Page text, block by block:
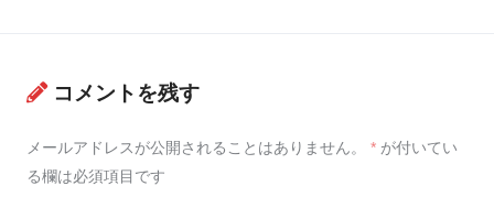
コメントを残す
メールアドレスが公開されることはありません。 * が付いてい
る欄は必須項目です